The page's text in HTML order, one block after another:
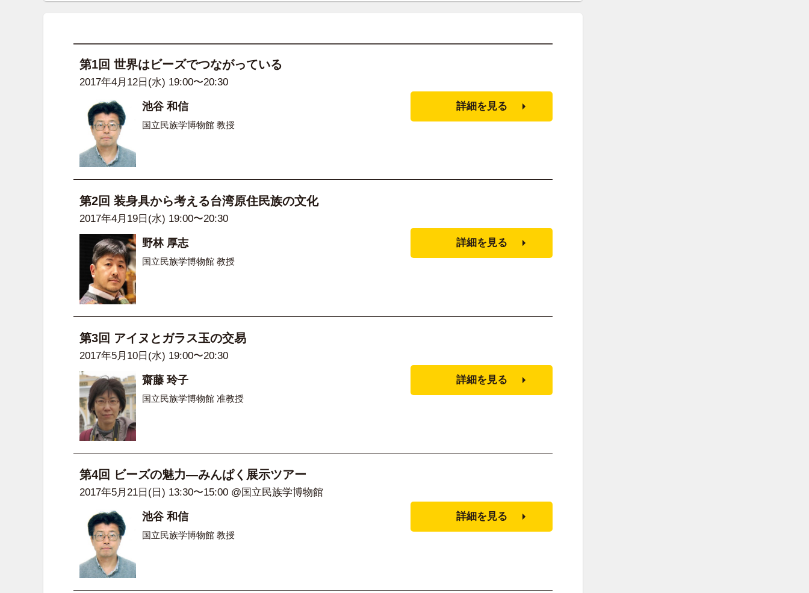
第1回 世界はビーズでつながっている
2017年4月12日(水) 19:00〜20:30
池谷 和信
国立民族学博物館 教授
詳細を見る
第2回 装身具から考える台湾原住民族の文化
2017年4月19日(水) 19:00〜20:30
野林 厚志
国立民族学博物館 教授
詳細を見る
第3回 アイヌとガラス玉の交易
2017年5月10日(水) 19:00〜20:30
齋藤 玲子
国立民族学博物館 准教授
詳細を見る
第4回 ビーズの魅力—みんぱく展示ツアー
2017年5月21日(日) 13:30〜15:00 @国立民族学博物館
池谷 和信
国立民族学博物館 教授
詳細を見る